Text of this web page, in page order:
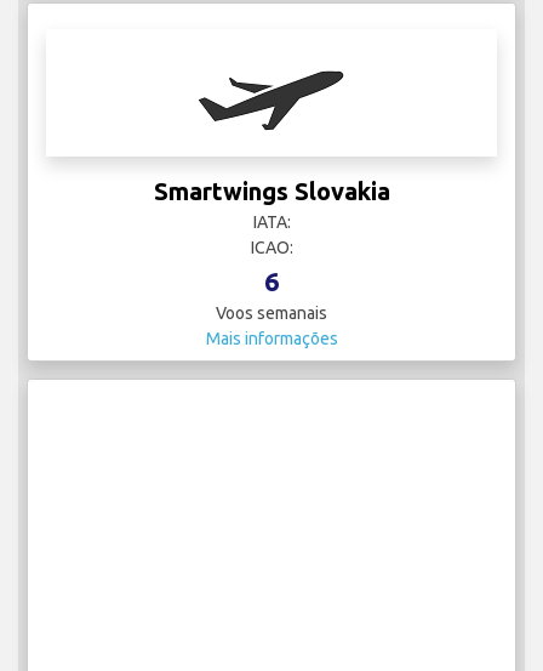
Smartwings Slovakia
IATA:
ICAO:
6
Voos semanais
Mais informações